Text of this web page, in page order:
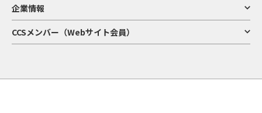
企業情報
CCSメンバー（Webサイト会員）